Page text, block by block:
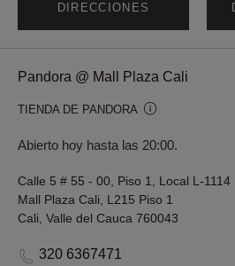
DIRECCIONES
Pandora @ Mall Plaza Cali
TIENDA DE PANDORA
Abierto hoy hasta las 20:00.
Calle 5 # 55 - 00, Piso 1, Local L-1114
Mall Plaza Cali, L215 Piso 1
Cali, Valle del Cauca 760043
320 6367471